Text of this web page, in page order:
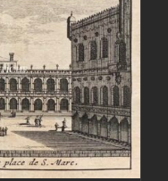
/ DETTAGLI